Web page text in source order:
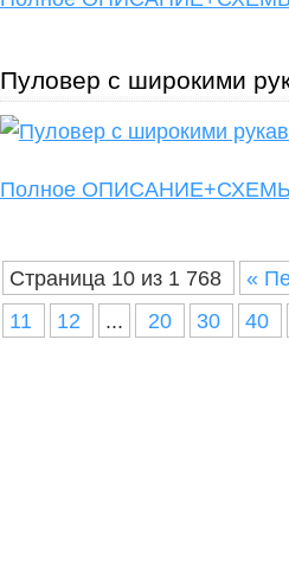
Пуловер с широкими
Полное
Страница 10 из 1 768
«
11
12 ... 20 30 40